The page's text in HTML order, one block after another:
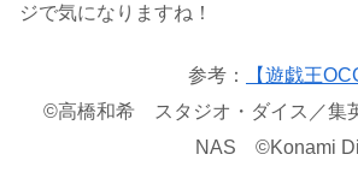
ジで気になりますね！
参考：
【遊戯王
©高橋和希 スタジオ・ダイス／集
NAS ©Konami